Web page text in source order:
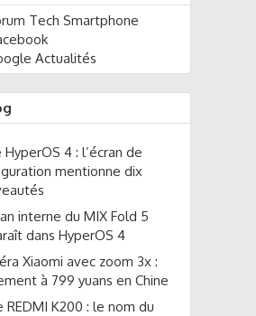
Tech Smartphone
Actualités
HyperOS 4 : l’écran de
mentionne dix
interne du MIX Fold 5
dans HyperOS 4
Xiaomi avec zoom 3x :
à 799 yuans en Chine
REDMI K200 : le nom du